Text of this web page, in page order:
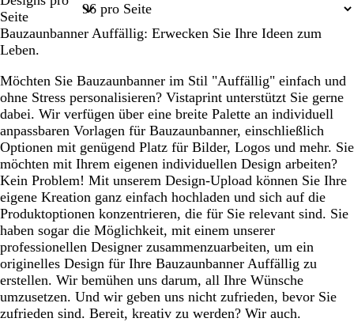
Seite
Bauzaunbanner Auffällig: Erwecken Sie Ihre Ideen zum
Leben.
Möchten Sie Bauzaunbanner im Stil "Auffällig" einfach und
ohne Stress personalisieren? Vistaprint unterstützt Sie gerne
dabei. Wir verfügen über eine breite Palette an individuell
anpassbaren Vorlagen für Bauzaunbanner, einschließlich
Optionen mit genügend Platz für Bilder, Logos und mehr. Sie
möchten mit Ihrem eigenen individuellen Design arbeiten?
Kein Problem! Mit unserem Design-Upload können Sie Ihre
eigene Kreation ganz einfach hochladen und sich auf die
Produktoptionen konzentrieren, die für Sie relevant sind. Sie
haben sogar die Möglichkeit, mit einem unserer
professionellen Designer zusammenzuarbeiten, um ein
originelles Design für Ihre Bauzaunbanner Auffällig zu
erstellen. Wir bemühen uns darum, all Ihre Wünsche
umzusetzen. Und wir geben uns nicht zufrieden, bevor Sie
zufrieden sind. Bereit, kreativ zu werden? Wir auch.